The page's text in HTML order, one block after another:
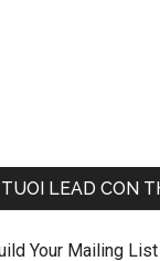
TUOI LEAD CON